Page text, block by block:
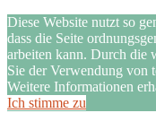
Diese Website nutzt so
dass die Seite
arbeiten kann. Durch die
Sie der Verwendung von
Weitere Informationen
Ich stimme zu